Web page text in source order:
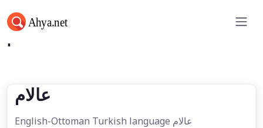
عالام
عالام
English-Ottoman Turkish language عالام